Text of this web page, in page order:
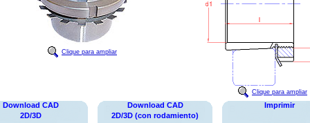
Clique para ampliar
Clique para ampliar
Download CAD
2D/3D
Download CAD
2D/3D (con rodamiento)
Imprimir